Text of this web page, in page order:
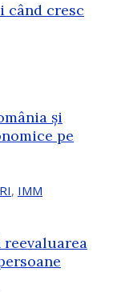
când cresc
și
pe
, IMM